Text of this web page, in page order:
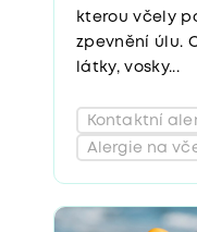
kterou včely
zpevnění úlu.
látky, vosky...
Alergie na
Kontaktní